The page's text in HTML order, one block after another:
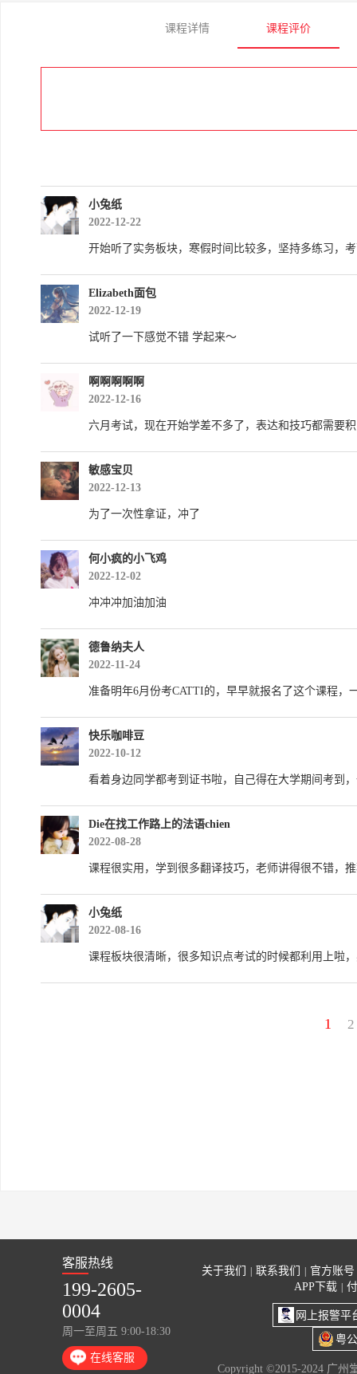
课程详情 课程评价
小兔纸
2022-12-22
开始听了实务板块，寒假时间比较多，坚持多练习，
Elizabeth面包
2022-12-19
试听了一下感觉不错 学起来～
啊啊啊啊啊
2022-12-16
六月考试，现在开始学差不多了，表达和技巧都需要
敏感宝贝
2022-12-13
为了一次性拿证，冲了
何小疯的小飞鸡
2022-12-02
冲冲冲加油加油
德鲁纳夫人
2022-11-24
准备明年6月份考CATTI的，早早就报名了这个课程
快乐咖啡豆
2022-10-12
看着身边同学都考到证书啦，自己得在大学期间考到
Die在找工作路上的法语chien
2022-08-28
课程很实用，学到很多翻译技巧，老师讲得很不错，
小兔纸
2022-08-16
课程板块很清晰，很多知识点考试的时候都利用上啦
1 2
客服热线
199-2605-
0004
周一至周五 9:00-18:30
在线客服
关于我们 联系我们
官方账号
APP下载
网上报警平
粤
Copyright ©2015-2024 广州